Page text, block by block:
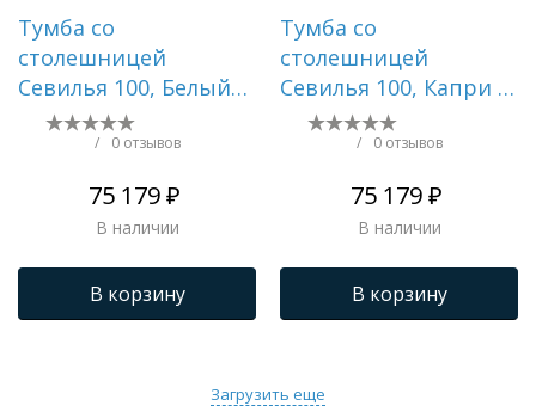
Тумба со
столешницей
Севилья 100, Белый
мат / Столешница
компакт-плита,
/ 0 отзывов
75 179 ₽
В наличии
В корзину
Тумба со
столешницей
Севилья 100, Капри /
Столешница
компакт-плита,
/ 0 отзывов
75 179 ₽
В наличии
В корзину
Загрузить еще